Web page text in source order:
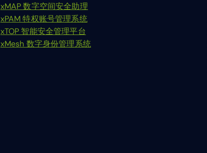
xMAP 数字空间安全助理
xPAM 特权账号管理系统
xTOP 智能安全管理平台
xMesh 数字身份管理系统